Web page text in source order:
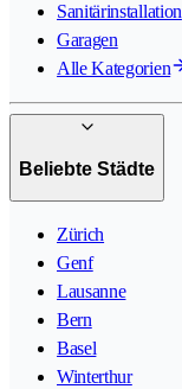
Sanitärinstallation
Garagen
Alle Kategorien
Beliebte Städte
Zürich
Genf
Lausanne
Bern
Basel
Winterthur